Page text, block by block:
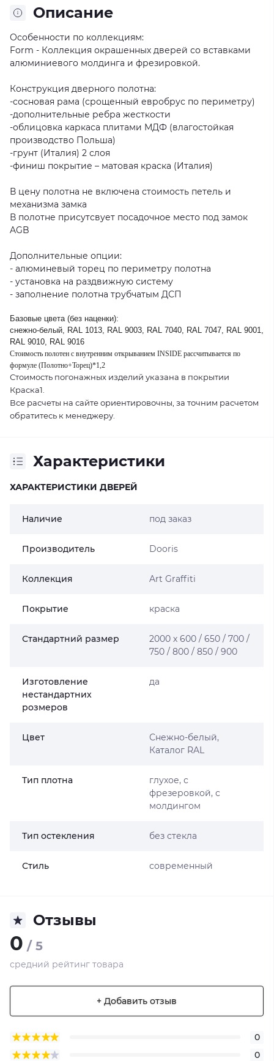
Описание
Особенности по коллекциям:
Form - Коллекция окрашенных дверей со вставками
алюминиевого молдинга и фрезировкой.
Конструкция дверного полотна:
-сосновая рама (срощенный евробрус по периметру)
-дополнительные ребра жесткости
-облицовка каркаса плитами МДФ (влагостойкая
производство Польша)
-грунт (Италия) 2 слоя
-финиш покрытие – матовая краска (Италия)
В цену полотна не включена стоимость петель и
механизма замка
В полотне присутсвует посадочное место под замок
AGB
Дополнительные опции:
- алюминевый торец по периметру полотна
- установка на раздвижную систему
- заполнение полотна трубчатым ДСП
Базовые цвета (без наценки):
снежно-белый, RAL 1013, RAL 9003, RAL 7040, RAL 7047, RAL 9001,
RAL 9010, RAL 9016
Стоимость полотен с внутренним открыванием INSIDE рассчитывается по
формуле (Полотно+Торец)*1,2
Стоимость погонажных изделий указана в покрытии
Краска1.
Все расчеты на сайте ориентировочны, за точним расчетом
обратитесь к менеджеру.
Характеристики
ХАРАКТЕРИСТИКИ ДВЕРЕЙ
Наличие под заказ
Производитель Dooris
Коллекция Art Graffiti
Покрытие краска
Стандартний размер
2000 х 600 / 650 / 700 /
750 / 800 / 850 / 900
Изготовление
нестандартних
розмеров
да
Цвет
Снежно-белый,
Каталог RAL
Тип плотна
глухое, с
фрезеровкой, с
молдингом
Тип остекления без стекла
Стиль современный
Отзывы
0 / 5
средний рейтинг товара
+ Добавить отзыв
0
0